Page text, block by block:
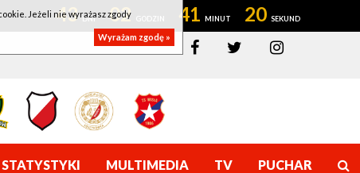
43 02 41 19
STATYSTYKI MULTIMEDIA TV
PUCHAR
Jeżeli nie wyrażasz zgody
Wyrażam zgodę »